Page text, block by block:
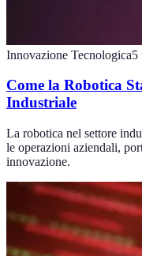
Innovazione Tecnologica5
Come la Robotica
Industriale
La robotica nel settore
le operazioni aziendali,
innovazione.